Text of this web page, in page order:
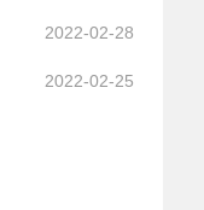
2022-02-28
2022-02-25